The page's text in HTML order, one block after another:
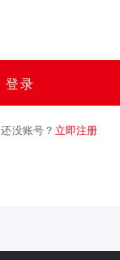
登录
还没账号？ 立即注册